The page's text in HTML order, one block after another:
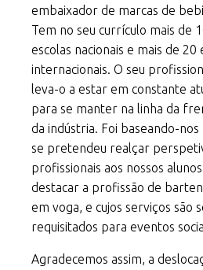
embaixador de marcas de
Tem no seu currículo mais de
escolas nacionais e mais de 20
internacionais. O seu
leva-o a estar em constante
para se manter na linha da
da indústria. Foi baseando-
se pretendeu realçar
profissionais aos nossos
destacar a profissão de
em voga, e cujos serviços são
requisitados para eventos
Agradecemos assim, a